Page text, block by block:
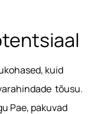
kuid
tõusu.
Pae, pakuvad